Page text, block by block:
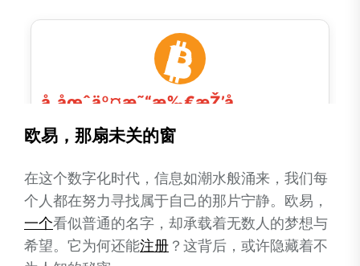
欧易，那扇未关的窗
在这个数字化时代，信息如潮水般涌来，我们每
个人都在努力寻找属于自己的那片宁静。欧易，
一个看似普通的名字，却承载着无数人的梦想与
希望。它为何还能注册？这背后，或许隐藏着不